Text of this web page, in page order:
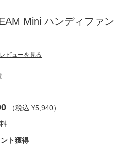
Mini ハンディファン
レビューを見る
（税込 ¥5,940）
ト獲得